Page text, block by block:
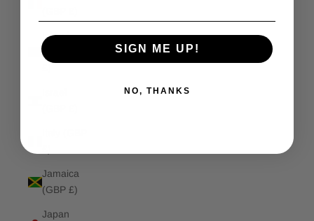
Isle of
Man (GBP
Jamaica
(GBP £)
Japan
SIGN ME UP!
NO, THANKS